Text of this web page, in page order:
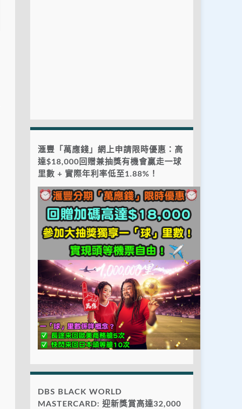
滙豐「萬應錢」網上申請限時優惠：高
達$18,000回贈兼抽獎有機會贏走一球
里數 + 實際年利率低至1.88%！
DBS BLACK WORLD
MASTERCARD: 迎新獎賞高達32,000